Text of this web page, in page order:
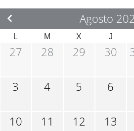
Agosto
L M X J
27 28 29 30
3 4 5 6
10 11 12 13